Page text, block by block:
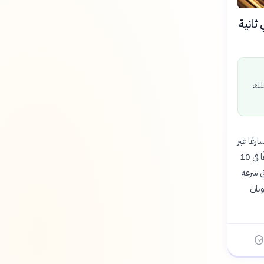
في مدة تقل بنحو 0.65 مللي ثانية
غير
معتاد في دوران الكوكب، وقد بلغت هذه الظاهرة ذروتها منذ عام 2020. وكان أقصر يوم مسجل سابقًا في 10
في سرعة